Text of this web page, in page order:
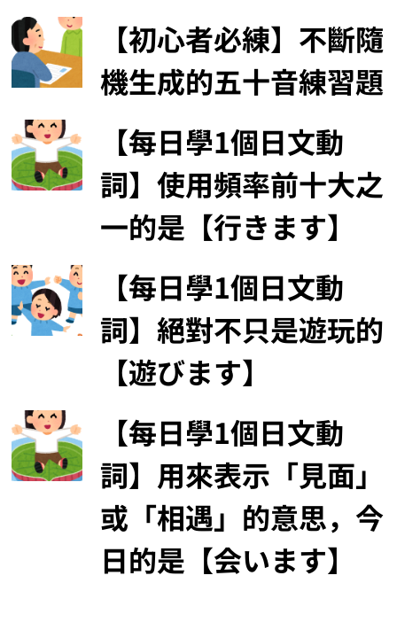
【初心者必練】不斷隨
機生成的五十音練習題
【每日學1個日文動
詞】使用頻率前十大之
一的是【行きます】
【每日學1個日文動
詞】絕對不只是遊玩的
【遊びます】
【每日學1個日文動
詞】用來表示「見面」
或「相遇」的意思，今
日的是【会います】